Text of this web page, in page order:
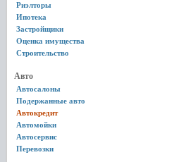
Риэлторы
Ипотека
Застройщики
Оценка имущества
Строительство
Авто
Автосалоны
Подержанные авто
Автокредит
Автомойки
Автосервис
Перевозки